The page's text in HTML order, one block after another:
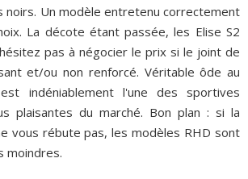
noirs. Un modèle entretenu correctement
La décote étant passée, les Elise S2
pas à négocier le prix si le joint de
et/ou non renforcé. Véritable ôde au
indéniablement l'une des sportives
plaisantes du marché. Bon plan : si la
vous rébute pas, les modèles RHD sont
moindres.